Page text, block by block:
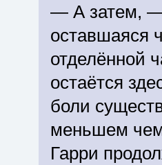
— А затем,
оставшаяся
отделённой
остаётся
боли
меньшем
Гарри